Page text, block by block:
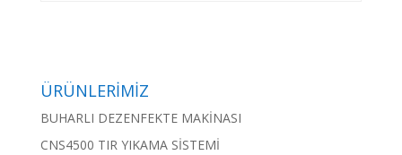
ÜRÜNLERİMİZ
BUHARLI DEZENFEKTE MAKİNASI
CNS4500 TIR YIKAMA SİSTEMİ